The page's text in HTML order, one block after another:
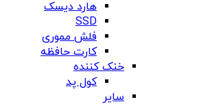
هارد دیسک
SSD
فلش مموری
کارت حافظه
خنک کننده
کول پد
سایر